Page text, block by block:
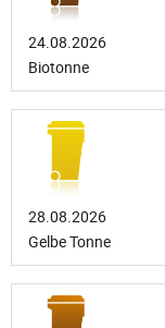
24.08.2026
Biotonne
28.08.2026
Gelbe Tonne